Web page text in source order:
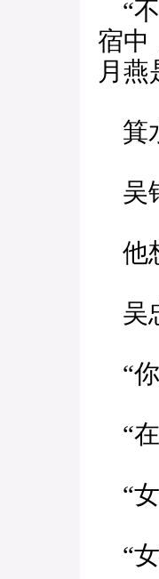
“不
宿中
月燕
箕
吴
他
吴
“你
“在
“女
“女